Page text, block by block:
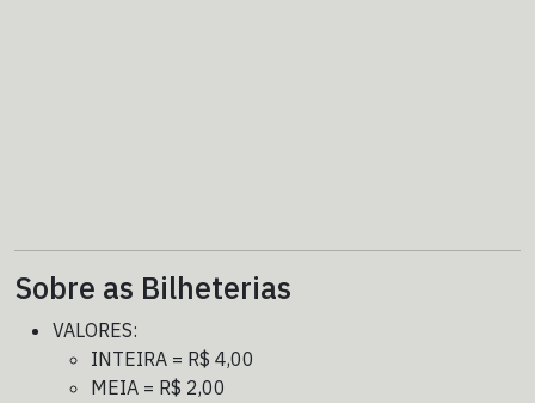
Sobre as Bilheterias
VALORES:
INTEIRA = R$ 4,00
MEIA = R$ 2,00